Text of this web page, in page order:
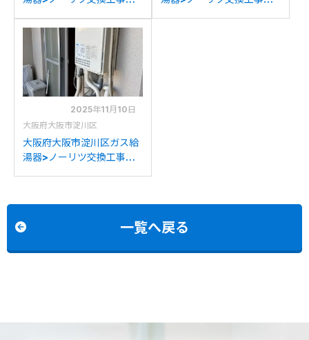
2417SAWX6H-Tからノー
リツGTH-2454SAW3H-
T BLへの交換
2025年11月10日
大阪府大阪市淀川区
大阪府大阪市淀川区ガス給
湯器>ノーリツ交換工事施
一覧へ戻る